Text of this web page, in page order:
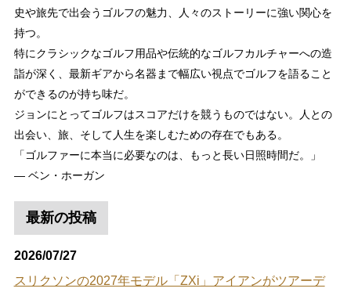
史や旅先で出会うゴルフの魅力、人々のストーリーに強い関心を
持つ。
特にクラシックなゴルフ用品や伝統的なゴルフカルチャーへの造
詣が深く、最新ギアから名器まで幅広い視点でゴルフを語ること
ができるのが持ち味だ。
ジョンにとってゴルフはスコアだけを競うものではない。人との
出会い、旅、そして人生を楽しむための存在でもある。
「ゴルファーに本当に必要なのは、もっと長い日照時間だ。」
― ベン・ホーガン
最新の投稿
2026/07/27
スリクソンの2027年モデル「ZXi」アイアンがツアーデ